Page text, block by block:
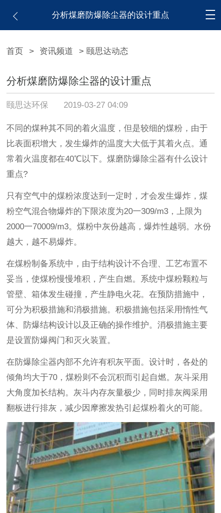
分析煤磨防爆除尘器的设计重点
首页 > 资讯频道 > 颐思达动态
分析煤磨防爆除尘器的设计重点
颐思达环保 2019-03-27 04:09
不同的煤种其不同的着火温度，但是较细的煤粉，由于
比表面积增大，发生爆炸的温度大大低于其着火点。通
常着火温度都在40℃以下。煤磨防爆除尘器有什么设计
重点?
只有空气中的煤粉浓度达到一定时，才会发生爆炸，煤
粉空气混合物爆炸的下限浓度为20一309/m3，上限为
2000一70009/m3。煤粉中灰份越高，爆炸性越弱。水份
越大，越不易爆炸。
在煤粉制备系统中，由于结构设计不合理、工艺布置不
妥当，使煤粉慢慢堆积，产生自燃。系统中煤粉颗粒与
管壁、箱体发生碰撞，产生静电火花。在预防措施中，
可分为积极措施和消极措施。积极措施包括采用惰性气
体、防爆结构设计以及正确的操作维护。消极措施主要
是设置防爆阀门和灭火装置。
在防爆除尘器内部不允许有积灰平面。设计时，各处的
倾角均大于70，煤粉则不会沉积而引起自燃。灰斗采用
大角度加长结构。灰斗内存灰量极少，同时排灰阀采用
翻板进行排灰，减少因摩擦发热引起煤粉着火的可能。